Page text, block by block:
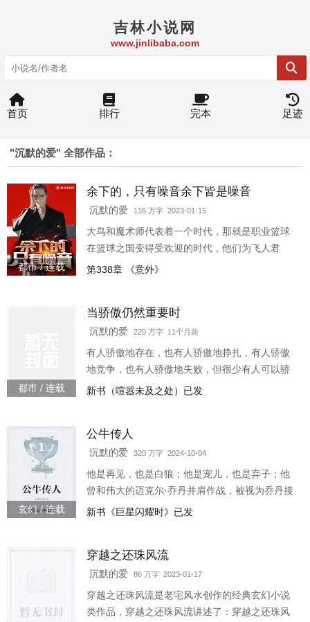
吉林小说网
www.jinlibaba.com
首页 排行 完本 足迹
"沉默的爱" 全部作品：
都市 / 连载
余下的，只有噪音余下皆是噪音
沉默的爱 116 万字 2023-01-15
大鸟和魔术师代表着一个时代，那就是职业篮球
在篮球之国变得受欢迎的时代，他们为飞人君
临、OK称霸、詹皇、杜兰特、库里等人把篮球变
第338章 《意外》
都市 / 连载
当骄傲仍然重要时
沉默的爱 220 万字 11个月前
有人骄傲地存在，也有人骄傲地挣扎，有人骄傲
地竞争，也有人骄傲地失败，但很少有人可以骄
傲地退出。 当你读完这段话时，恭喜你，你已经
们；是蒂姆·邓肯在2014年总决赛开始前坚信他们
不会搞砸；是科比·布莱恩特在老巴斯的追悼会上
承诺把湖人带进季后赛；是诺维茨基摆脱软蛋之
名的夜晚躲进更衣室里流泪；是凯文加内特捧杯
新书（喧嚣未及之处）已发
玄幻 / 连载
公牛传人
沉默的爱 320 万字 2024-10-04
他是再见，也是白狼；他是宠儿，也是弃子；他
曾和伟大的迈克尔·乔丹并肩作战，被视为乔丹接
班人，虽然他并不情愿。这不是一个平步青云加
一段传奇，即将开始。“麻烦你们让一让，我要登
场了，嗷呜呜~~”
新书《巨星闪耀时》已发
穿越之还珠风流
沉默的爱 86 万字 2023-01-17
穿越之还珠风流是老宅风水创作的经典玄幻小说
类作品，穿越之还珠风流讲述了：穿越之还珠风